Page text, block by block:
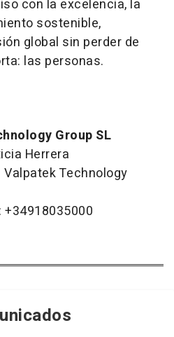
con la excelencia, la
sostenible,
global sin perder de
las personas.
Group SL
Herrera
Technology